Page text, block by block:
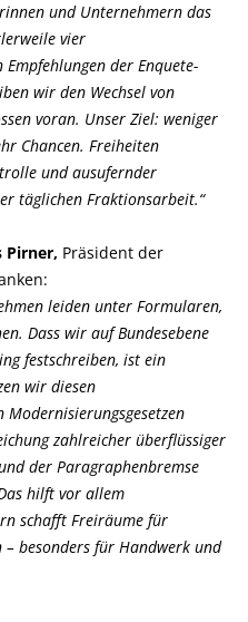
und Unternehmern das
vier
der Enquete-
wir den Wechsel von
voran. Unser Ziel: weniger
Chancen. Freiheiten
und ausufernder
täglichen Fraktionsarbeit.“
Pirner, Präsident der
leiden unter Formularen,
Dass wir auf Bundesebene
festschreiben, ist ein
wir diesen
zahlreicher überflüssiger
der Paragraphenbremse
hilft vor allem
schafft Freiräume für
besonders für Handwerk und